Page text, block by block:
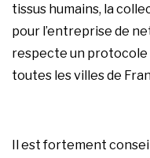
tissus humains, la
pour l’entreprise de
respecte un protocole
toutes les villes de
Il est fortement